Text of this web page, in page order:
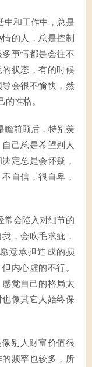
中和工作中，总是
的人，总是控制
事情都是会往不
状态，有的时候
会很不愉快，然
的性格。
瞻前顾后，特别羡
己总是希望别人
定总是会怀疑，
自信，很自卑，
常会陷入对细节的
，会吹毛求疵，
意承担造成的损
内心虚的不行。
觉自己的格局太
像其它人始终保
别人财富价值很
频率也较多，所